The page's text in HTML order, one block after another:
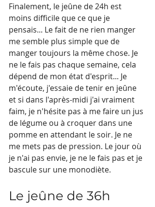
Finalement, le jeûne de 24h est
moins difficile que ce que je
pensais... Le fait de ne rien manger
me semble plus simple que de
manger toujours la même chose. Je
ne le fais pas chaque semaine, cela
dépend de mon état d'esprit... Je
m'écoute, j'essaie de tenir en jeûne
et si dans l'après-midi j'ai vraiment
faim, je n'hésite pas à me faire un jus
de légume ou à croquer dans une
pomme en attendant le soir. Je ne
me mets pas de pression. Le jour où
je n'ai pas envie, je ne le fais pas et je
bascule sur une monodiète.
Le jeûne de 36h